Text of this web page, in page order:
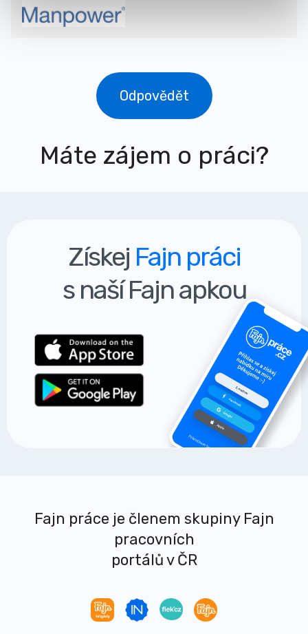
Odpovědět
Máte zájem o práci?
Získej Fajn práci
s naší Fajn apkou
Fajn práce je členem skupiny Fajn
pracovních
portálů v ČR